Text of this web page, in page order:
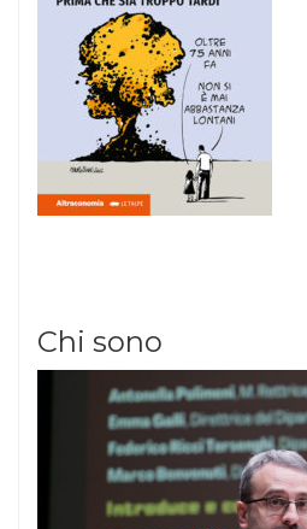
Chi sono